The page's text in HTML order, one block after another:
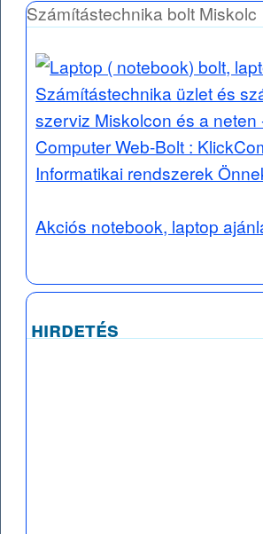
Számítástechnika bolt Miskolc
Akciós notebook, laptop
hirdetés